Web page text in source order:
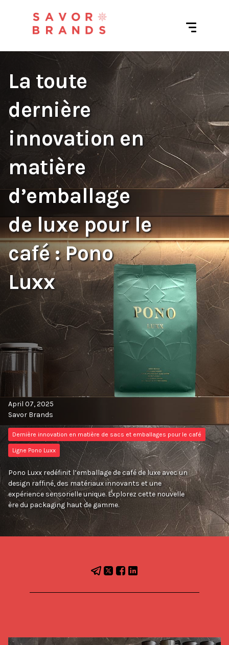
La toute
dernière
innovation en
matière
d’emballage
de luxe pour le
café : Pono
Luxx
April 07, 2025
Savor Brands
Dernière innovation en matière de sacs et emballages pour le café
Ligne Pono Luxx
Pono Luxx redéfinit l’emballage de café de luxe avec un
design raffiné, des matériaux innovants et une
expérience sensorielle unique. Explorez cette nouvelle
ère du packaging haut de gamme.